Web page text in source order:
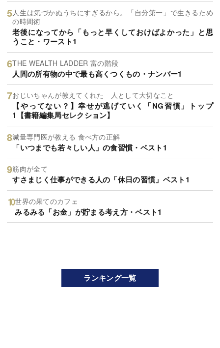
人生は気づかぬうちにすぎるから。「自分第一」で生きるため
の時間術
老後になってから「もっと早くしておけばよかった」と思
うこと・ワースト1
THE WEALTH LADDER 富の階段
人間の所有物の中で最も高くつくもの・ナンバー1
おじいちゃんが教えてくれた 人として大切なこと
【やってない？】幸せが逃げていく「NG習慣」トップ
1【書籍編集局セレクション】
減量専門医が教える 食べ方の正解
「いつまでも若々しい人」の食習慣・ベスト1
筋肉が全て
すさまじく仕事ができる人の「休日の習慣」ベスト1
世界の果てのカフェ
みるみる「お金」が貯まる考え方・ベスト1
ランキング一覧